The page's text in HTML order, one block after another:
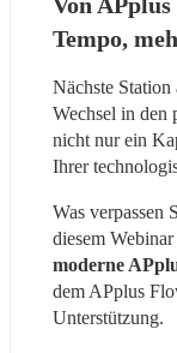
Tempo,
Nächste
Wechsel in den
nicht nur ein
Ihrer
Was verpassen
diesem
moderne
dem APplus
Unterstützung.